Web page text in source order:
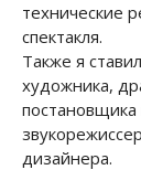
технические
спектакля.
Также я
художника,
постановщика
дизайнера.